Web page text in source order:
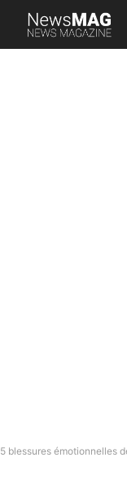
5 blessures émotionnelles